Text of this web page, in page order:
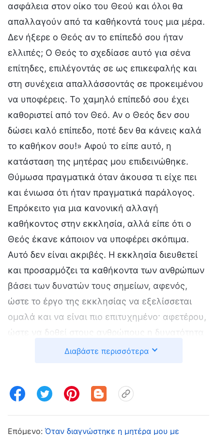
ασφάλεια στον οίκο του Θεού και όλοι θα
απαλλαγούν από τα καθήκοντά τους μια μέρα.
Δεν ήξερε ο Θεός αν το επίπεδό σου ήταν
ελλιπές; Ο Θεός το σχεδίασε αυτό για σένα
επίτηδες, επιλέγοντάς σε ως επικεφαλής και
στη συνέχεια απαλλάσσοντάς σε προκειμένου
να υποφέρεις. Το χαμηλό επίπεδό σου έχει
καθοριστεί από τον Θεό. Αν ο Θεός δεν σου
δώσει καλό επίπεδο, ποτέ δεν θα κάνεις καλά
το καθήκον σου!» Αφού το είπε αυτό, η
κατάσταση της μητέρας μου επιδεινώθηκε.
Θύμωσα πραγματικά όταν άκουσα τι είχε πει
και ένιωσα ότι ήταν πραγματικά παράλογος.
Επρόκειτο για μια κανονική αλλαγή
καθήκοντος στην εκκλησία, αλλά είπε ότι ο
Θεός έκανε κάποιον να υποφέρει σκόπιμα.
Αυτό δεν είναι ακριβές. Η εκκλησία διευθετεί
και προσαρμόζει τα καθήκοντα των ανθρώπων
βάσει των δυνατών τους σημείων, αφενός,
ώστε το έργο της εκκλησίας να εξελίσσεται
ομαλά και να είναι πιο επιτυχημένο· αφετέρου,
ώστε να δοθεί στους ανθρώπους η δυνατότητα
να γνωρίσουν το δικό τους επίπεδο και
αξιοποιήσουν καλύτερα τα δυνατά τους σημεία
αυτή είναι απολύτως σύμφωνη με τις αρχές και
Διαβάστε περισσότερα
Επόμενο: Όταν διαγνώστηκε η μητέρα μου με